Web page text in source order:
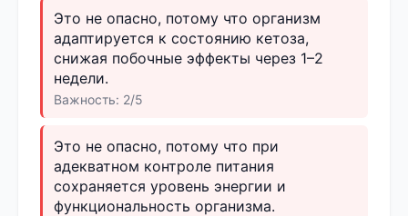
Это не опасно, потому что организм
адаптируется к состоянию кетоза,
снижая побочные эффекты через 1–2
недели.
Важность: 2/5
Это не опасно, потому что при
адекватном контроле питания
сохраняется уровень энергии и
функциональность организма.